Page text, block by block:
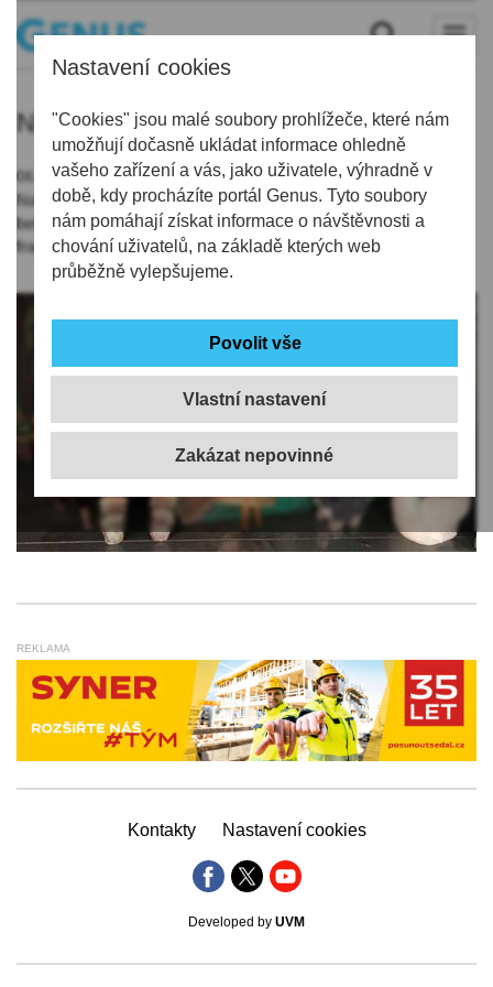
Nastavení cookies
"Cookies" jsou malé soubory prohlížeče, které nám
umožňují dočasně ukládat informace ohledně
vašeho zařízení a vás, jako uživatele, výhradně v
době, kdy procházíte portál Genus. Tyto soubory
nám pomáhají získat informace o návštěvnosti a
chování uživatelů, na základě kterých web
průběžně vylepšujeme.
Vlastní nastavení
ND
06.06.2019 | 6:12
Naivní divadlo v Liberci uvede dnes večer v 19:30 představení
belgického loutkáře Denise Fauconniera Kráska z Kalábrie ve
francouzštině.
REKLAMA
Kontakty Nastavení cookies
Developed by UVM